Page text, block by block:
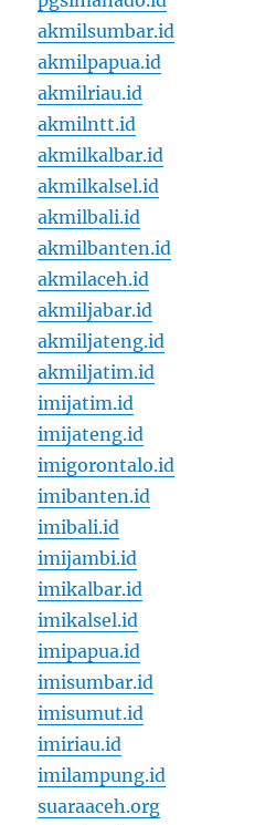
akmilsumbar.id
akmilpapua.id
akmilriau.id
akmilntt.id
akmilkalbar.id
akmilkalsel.id
akmilbali.id
akmilbanten.id
akmilaceh.id
akmiljabar.id
akmiljateng.id
akmiljatim.id
imijatim.id
imijateng.id
imigorontalo.id
imibanten.id
imibali.id
imijambi.id
imikalbar.id
imikalsel.id
imipapua.id
imisumbar.id
imisumut.id
imiriau.id
imilampung.id
suaraaceh.org